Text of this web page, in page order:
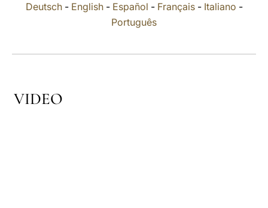
Deutsch- English- Español - Français- Italiano -
Português
VIDEO